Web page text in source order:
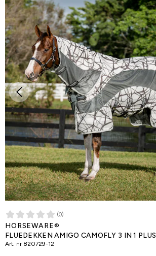
(0)
HORSEWARE®
FLUEDEKKEN AMIGO CAMOFLY 3 IN 1 PLUS
Art. nr 820729-12